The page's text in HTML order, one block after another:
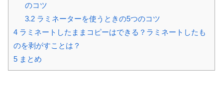
のコツ
3.2ラミネーターを使うときの5つのコツ
4 ラミネートしたままコピーはできる？ラミネートしたも
のを剥がすことは？
5 まとめ